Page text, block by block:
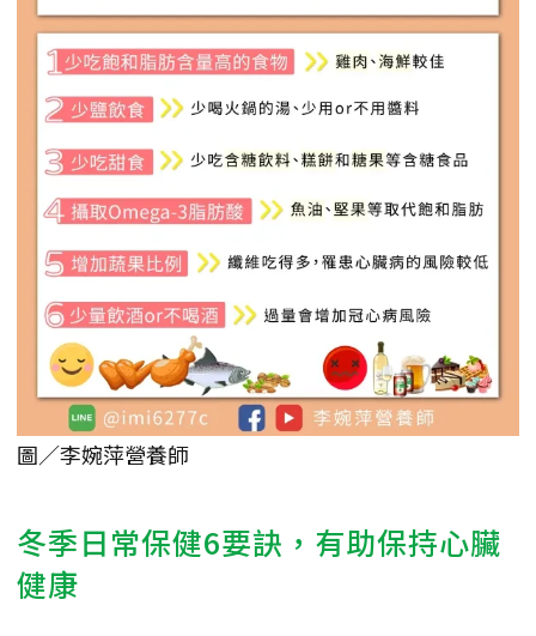
圖／李婉萍營養師
冬季日常保健6要訣，有助保持心臟
健康